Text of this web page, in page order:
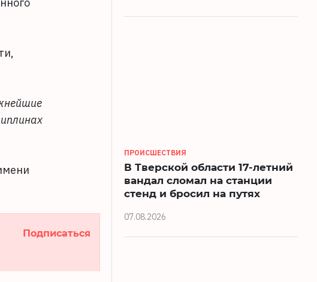
Подписаться
ПРОИСШЕСТВИЯ
В Тверской области 17-летний
вандал сломал на станции
стенд и бросил на путях
07.08.2026